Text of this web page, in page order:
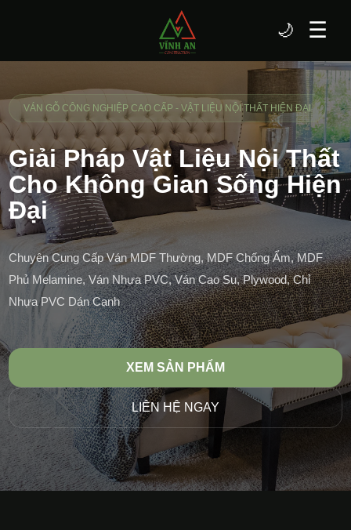
☰
🌙
VÁN GỖ CÔNG NGHIỆP CAO CẤP - VẬT LIỆU NỘI THẤT HIỆN ĐẠI
Giải Pháp Vật Liệu Nội Thất
Cho Không Gian Sống Hiện
Đại
Chuyên Cung Cấp Ván MDF Thường, MDF Chống Ẩm, MDF
Phủ Melamine, Ván Nhựa PVC, Ván Cao Su, Plywood, Chỉ
Nhựa PVC Dán Cạnh
XEM SẢN PHẨM
LIÊN HỆ NGAY